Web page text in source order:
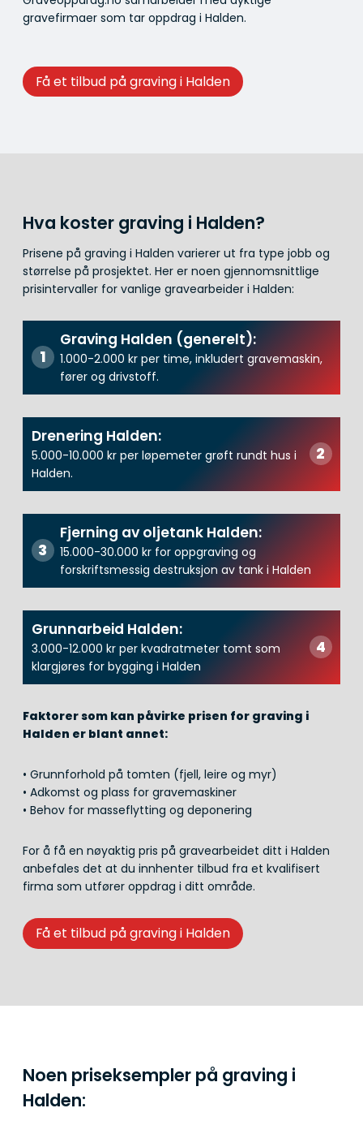
gravefirmaer som tar oppdrag i Halden.
Få et tilbud på graving i Halden
Hva koster graving i Halden?
Prisene på graving i Halden varierer ut fra type jobb og
størrelse på prosjektet. Her er noen gjennomsnittlige
prisintervaller for vanlige gravearbeider i Halden:
Graving Halden (generelt):
1.000-2.000 kr per time, inkludert gravemaskin,
fører og drivstoff.
Drenering Halden:
5.000-10.000 kr per løpemeter grøft rundt hus i
Halden.
Fjerning av oljetank Halden:
15.000-30.000 kr for oppgraving og
forskriftsmessig destruksjon av tank i Halden
Grunnarbeid Halden:
3.000-12.000 kr per kvadratmeter tomt som
klargjøres for bygging i Halden
Faktorer som kan påvirke prisen for graving i
Halden er blant annet:
• Grunnforhold på tomten (fjell, leire og myr)
• Adkomst og plass for gravemaskiner
• Behov for masseflytting og deponering
For å få en nøyaktig pris på gravearbeidet ditt i Halden
anbefales det at du innhenter tilbud fra et kvalifisert
firma som utfører oppdrag i ditt område.
Få et tilbud på graving i Halden
Noen priseksempler på graving i
Halden: